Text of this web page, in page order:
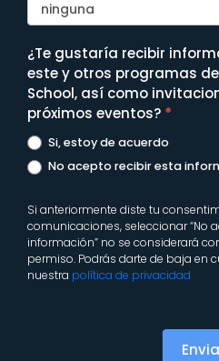
¿Te gustaría recibir
este y otros programas de
School, así como
próximos eventos? *
Si, estoy de acuerdo
No acepto recibir esta
Si anteriormente diste tu
comunicaciones, seleccionar “No
información” no se considerará
permiso. Podrás darte de baja en
nuestra política de privacidad